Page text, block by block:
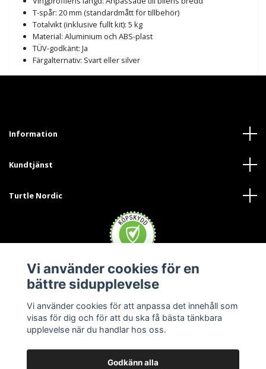
T-spår: 20 mm (standardmått för tillbehör)
Totalvikt (inklusive fullt kit): 5 kg
Material: Aluminium och ABS-plast
TÜV-godkänt: Ja
Färgalternativ: Svart eller silver
Information
Kundtjänst
Turtle Nordic
Vi använder cookies för en
bättre sidupplevelse
Vi använder cookies för att anpassa det innehåll som
visas för dig och för att du ska få bästa tänkbara
upplevelse när du handlar hos oss.
Godkänn alla